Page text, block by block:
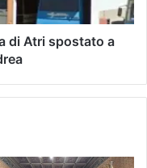
di Atri spostato a